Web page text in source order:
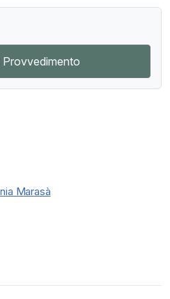
Marasà